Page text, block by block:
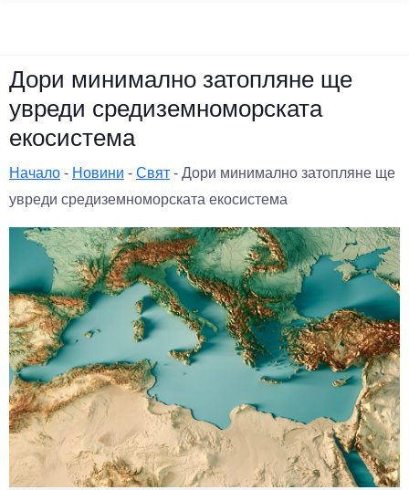
Дори минимално затопляне ще
увреди средиземноморската
екосистема
Начало - Новини - Свят - Дори минимално затопляне ще
увреди средиземноморската екосистема